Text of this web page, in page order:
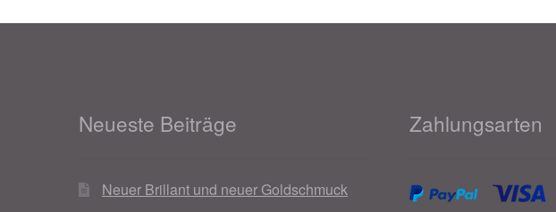
Neueste Beiträge
Neuer Brillant und neuer Goldschmuck
Zahlungsarten